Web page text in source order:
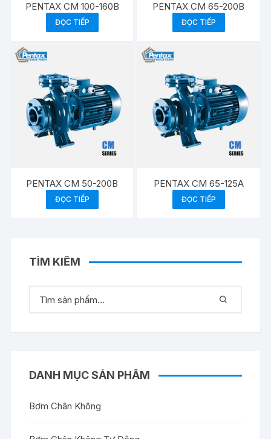
PENTAX CM 100-160B
ĐỌC TIẾP
PENTAX CM 65-200B
ĐỌC TIẾP
PENTAX CM 50-200B
ĐỌC TIẾP
PENTAX CM 65-125A
ĐỌC TIẾP
TÌM KIẾM
DANH MỤC SẢN PHẨM
Bơm Chân Không